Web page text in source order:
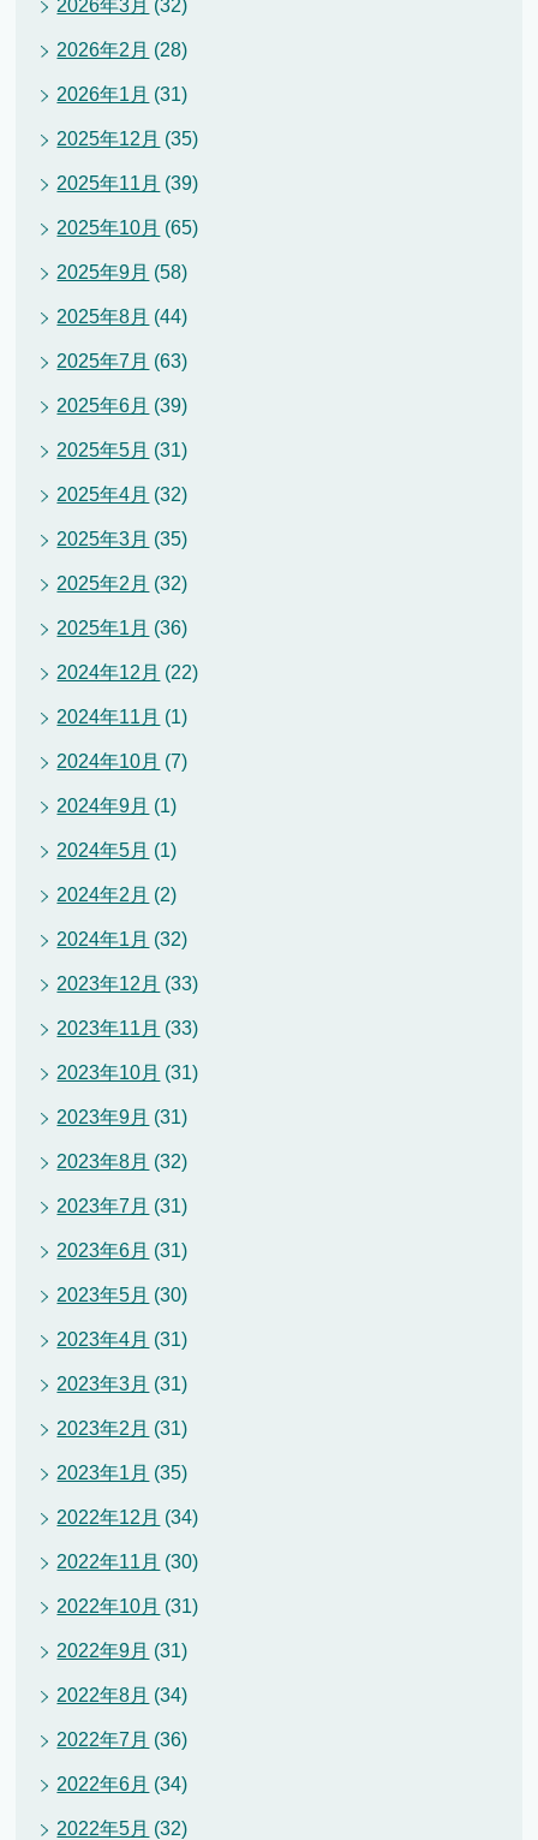
2026年3月 (32)
2026年2月 (28)
2026年1月 (31)
2025年12月 (35)
2025年11月 (39)
2025年10月 (65)
2025年9月 (58)
2025年8月 (44)
2025年7月 (63)
2025年6月 (39)
2025年5月 (31)
2025年4月 (32)
2025年3月 (35)
2025年2月 (32)
2025年1月 (36)
2024年12月 (22)
2024年11月 (1)
2024年10月 (7)
2024年9月 (1)
2024年5月 (1)
2024年2月 (2)
2024年1月 (32)
2023年12月 (33)
2023年11月 (33)
2023年10月 (31)
2023年9月 (31)
2023年8月 (32)
2023年7月 (31)
2023年6月 (31)
2023年5月 (30)
2023年4月 (31)
2023年3月 (31)
2023年2月 (31)
2023年1月 (35)
2022年12月 (34)
2022年11月 (30)
2022年10月 (31)
2022年9月 (31)
2022年8月 (34)
2022年7月 (36)
2022年6月 (34)
2022年5月 (32)